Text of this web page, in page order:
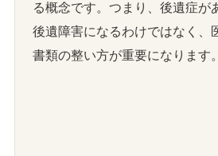
る概念です。つまり、後遺症が
後遺障害になるわけではなく、
書類の整い方が重要になります。